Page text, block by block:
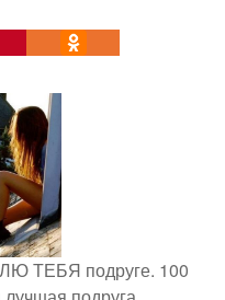
ТЕБЯ подруге. 100